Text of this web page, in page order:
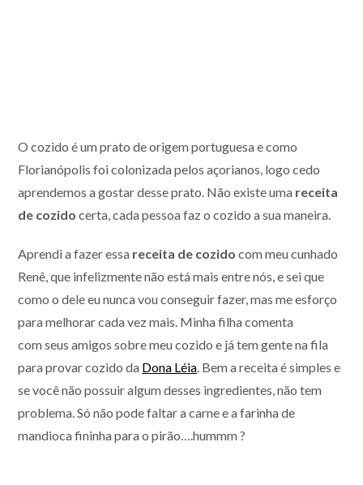
O cozido é um prato de origem portuguesa e como
Florianópolis foi colonizada pelos açorianos, logo cedo
aprendemos a gostar desse prato. Não existe uma receita
de cozido certa, cada pessoa faz o cozido a sua maneira.
Aprendi a fazer essa receita de cozidocom meu cunhado
Renê, que infelizmente não está mais entre nós, e sei que
como o dele eu nunca vou conseguir fazer, mas me esforço
para melhorar cada vez mais. Minha filha comenta
com seus amigos sobre meu cozido e já tem gente na fila
para provar cozido da Dona Léia. Bem a receita é simples e
se você não possuir algum desses ingredientes, não tem
problema. Só não pode faltar a carne e a farinha de
mandioca fininha para o pirão….hummm ?